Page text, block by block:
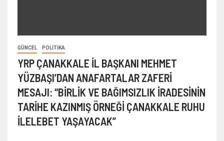
GÜNCEL POLITIKA
YRP ÇANAKKALE İL BAŞKANI MEHMET
YÜZBAŞI’DAN ANAFARTALAR ZAFERİ
MESAJI: “BİRLİK VE BAĞIMSIZLIK İRADESİNİN
TARİHE KAZINMIŞ ÖRNEĞİ ÇANAKKALE RUHU
İLELEBET YAŞAYACAK”